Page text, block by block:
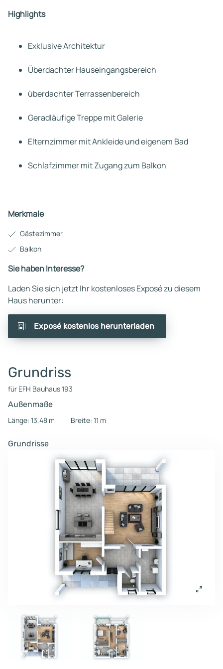
Highlights
Exklusive Architektur
Überdachter Hauseingangsbereich
überdachter Terrassenbereich
Geradläufige Treppe mit Galerie
Elternzimmer mit Ankleide und eigenem Bad
Schlafzimmer mit Zugang zum Balkon
Merkmale
Gästezimmer
Balkon
Sie haben Interesse?
Laden Sie sich jetzt Ihr kostenloses Exposé zu diesem
Haus herunter:
Exposé kostenlos herunterladen
Grundriss
für EFH Bauhaus 193
Außenmaße
Länge: 13,48 m
Breite: 11 m
Grundrisse